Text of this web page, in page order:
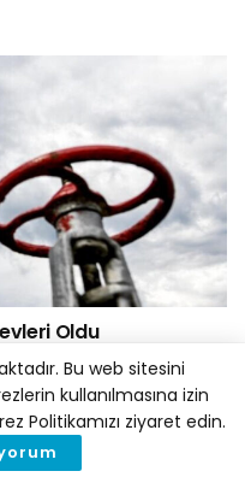
Oldu
Bu web sitesini
kullanılmasına izin
Politikamızı ziyaret edin.